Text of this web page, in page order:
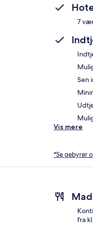
7
Sen
Vis mere
*Se gebyrer
fra